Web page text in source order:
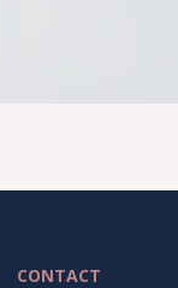
CONTACT